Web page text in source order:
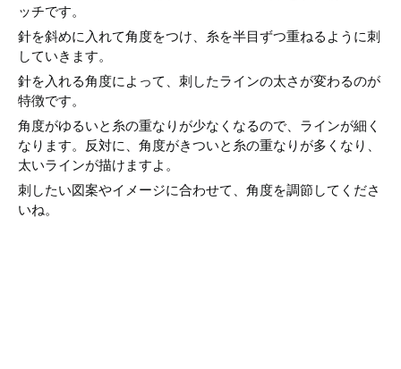
ッチです。
針を斜めに入れて角度をつけ、糸を半目ずつ重ねるように刺
していきます。
針を入れる角度によって、刺したラインの太さが変わるのが
特徴です。
角度がゆるいと糸の重なりが少なくなるので、ラインが細く
なります。反対に、角度がきついと糸の重なりが多くなり、
太いラインが描けますよ。
刺したい図案やイメージに合わせて、角度を調節してくださ
いね。